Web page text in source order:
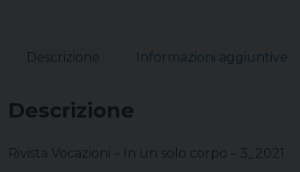
Descrizione Informazioni aggiuntive
Descrizione
Rivista Vocazioni – In un solo corpo – 3_2021